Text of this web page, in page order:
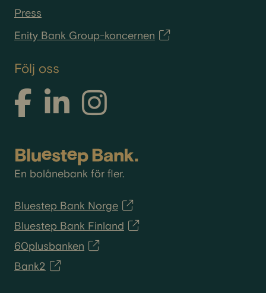
En bolånebank för fler.
Press
Enity Bank Group-koncernen
Följ oss
Bluestep Bank Norge
Bluestep Bank Finland
60plusbanken
Bank2